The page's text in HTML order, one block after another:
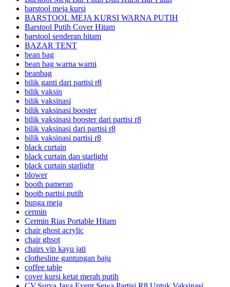
barstool meja kursi
BARSTOOL MEJA KURSI WARNA PUTIH
Barstool Putih Cover Hitam
barstool senderan hitam
BAZAR TENT
bean bag
bean bag warna warni
beanbag
bilik ganti dari partisi r8
bilik vaksin
bilik vaksinasi
bilik vaksinasi booster
bilik vaksinasi booster dari partisi r8
bilik vaksinasi dari partisi r8
bilik vaksinasi partisi r8
black curtain
black curtain dan starlight
black curtain starlight
blower
booth pameran
booth partisi putih
bunga meja
cermin
Cermin Rias Portable Hitam
chair ghost acrylic
chair ghsot
chairs vip kayu jati
clothesline gantungan baju
coffee table
cover kursi ketat merah putih